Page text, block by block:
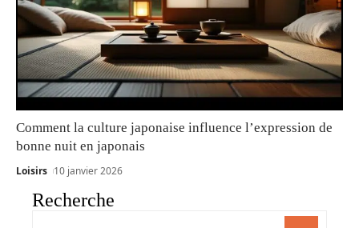
Comment la culture japonaise influence l’expression de
bonne nuit en japonais
Loisirs 10 janvier 2026
Recherche